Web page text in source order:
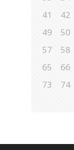
41
42
49
50
57
58
65
66
73
74